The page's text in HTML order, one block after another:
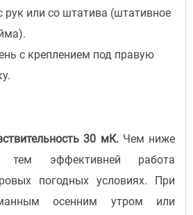
или со штатива (штативное
с креплением под правую
30 мК.Чем ниже
тем эффективней работа
погодных условиях. При
осенним утром или